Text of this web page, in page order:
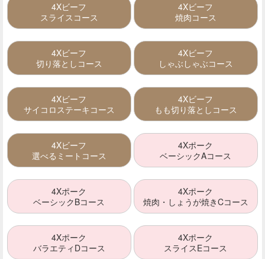
4Xビーフ
スライスコース
4Xビーフ
焼肉コース
4Xビーフ
切り落としコース
4Xビーフ
しゃぶしゃぶコース
4Xビーフ
サイコロステーキコース
4Xビーフ
もも切り落としコース
4Xビーフ
選べるミートコース
4Xポーク
ベーシックAコース
4Xポーク
ベーシックBコース
4Xポーク
焼肉・しょうが焼きCコース
4Xポーク
バラエティDコース
4Xポーク
スライスEコース